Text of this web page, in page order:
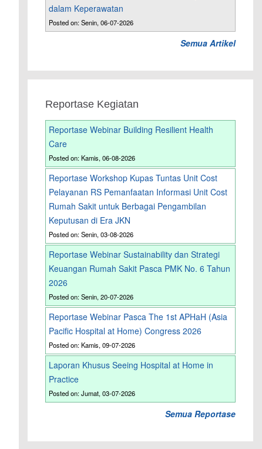
dalam Keperawatan
Posted on: Senin, 06-07-2026
Semua Artikel
Reportase Kegiatan
Reportase Webinar Building Resilient Health
Care
Posted on: Kamis, 06-08-2026
Reportase Workshop Kupas Tuntas Unit Cost
Pelayanan RS Pemanfaatan Informasi Unit Cost
Rumah Sakit untuk Berbagai Pengambilan
Keputusan di Era JKN
Posted on: Senin, 03-08-2026
Reportase Webinar Sustainability dan Strategi
Keuangan Rumah Sakit Pasca PMK No. 6 Tahun
2026
Posted on: Senin, 20-07-2026
Reportase Webinar Pasca The 1st APHaH (Asia
Pacific Hospital at Home) Congress 2026
Posted on: Kamis, 09-07-2026
Laporan Khusus Seeing Hospital at Home in
Practice
Posted on: Jumat, 03-07-2026
Semua Reportase